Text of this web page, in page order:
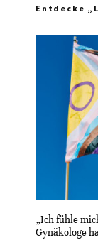
Entdecke
„Ich fühle
Gynäkologe